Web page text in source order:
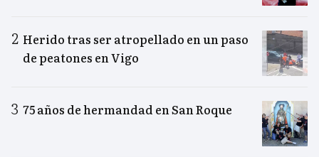
Herido tras ser atropellado en un paso
de peatones en Vigo
75 años de hermandad en San Roque